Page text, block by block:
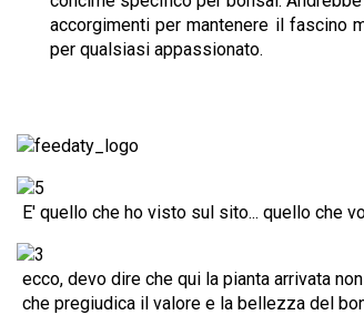
accorgimenti per mantenere il fascino
per qualsiasi appassionato.
E' quello che ho visto sul sito... quello che
ecco, devo dire che qui la pianta arrivata
che pregiudica il valore e la bellezza del